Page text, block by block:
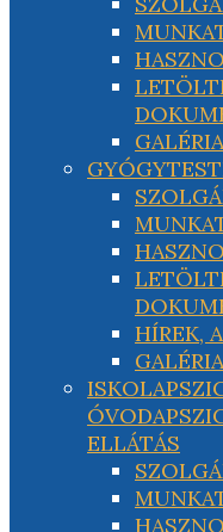
GALÉRIA
HÍREK,
GALÉRIA
ELLÁTÁS